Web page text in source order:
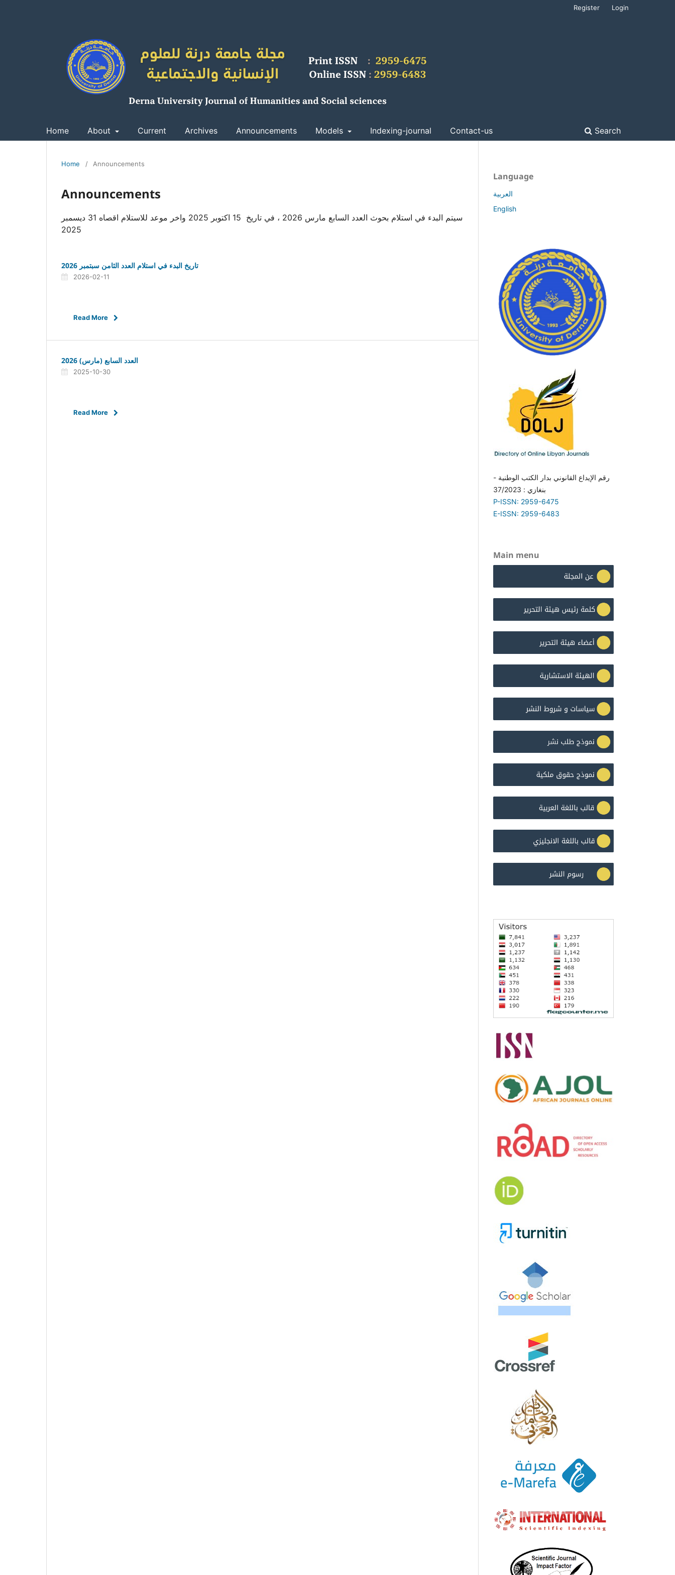
Home About Current Archives Announcements Models Indexing-journal Contact-us Search
Register Login
Home / Announcements
Announcements
سيتم البدء في استلام بحوث العدد السابع مارس 2026 ، في تاريخ 15 اكتوبر 2025 واخر موعد للاستلام اقصاه 31 ديسمبر
2025
تاريخ البدء في استلام العدد الثامن سبتمبر 2026
2026-02-11
Read More
العدد السابع (مارس) 2026
2025-10-30
Read More
Language
العربية
English
رقم الإيداع القانوني بدار الكتب الوطنية -
بنغازي : 37/2023
P-ISSN: 2959-6475
E-ISSN: 2959-6483
Main menu